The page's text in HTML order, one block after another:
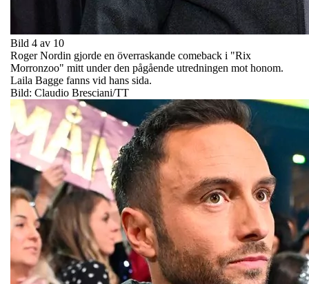
Bild 4 av 10
Roger Nordin gjorde en överraskande comeback i "Rix
Morronzoo" mitt under den pågående utredningen mot honom.
Laila Bagge fanns vid hans sida.
Bild: Claudio Bresciani/TT